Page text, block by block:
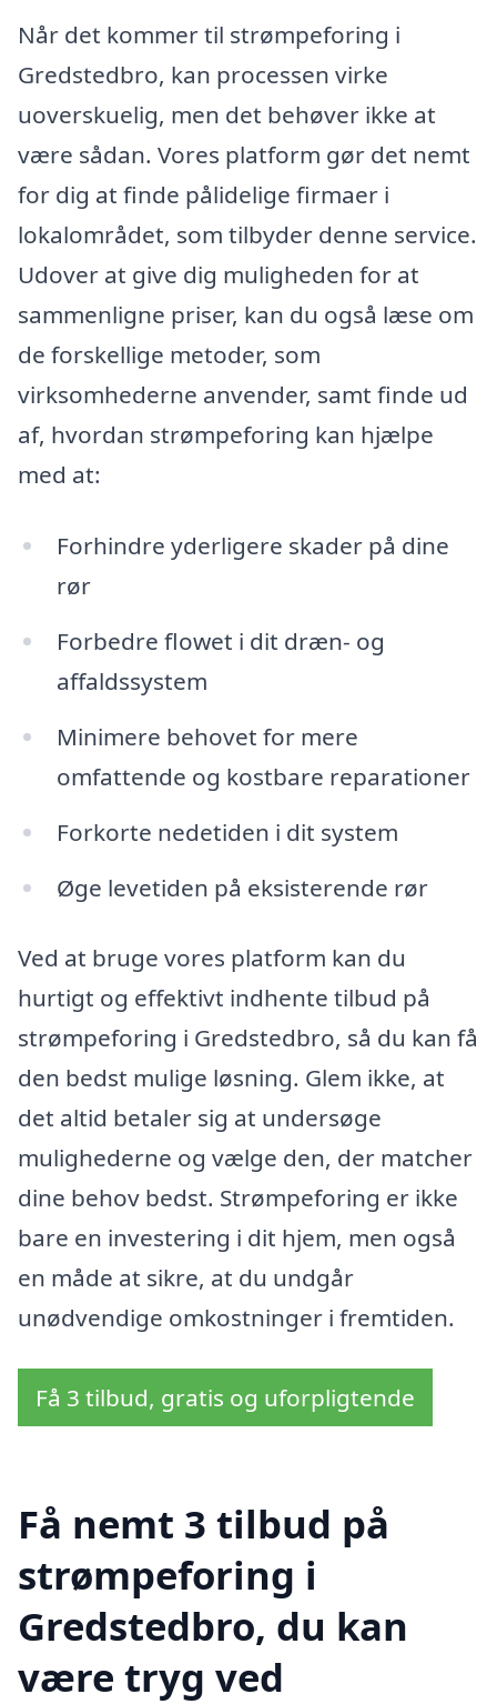
Når det kommer til strømpeforing i
Gredstedbro, kan processen virke
uoverskuelig, men det behøver ikke at
være sådan. Vores platform gør det nemt
for dig at finde pålidelige firmaer i
lokalområdet, som tilbyder denne service.
Udover at give dig muligheden for at
sammenligne priser, kan du også læse om
de forskellige metoder, som
virksomhederne anvender, samt finde ud
af, hvordan strømpeforing kan hjælpe
med at:
Forhindre yderligere skader på dine
rør
Forbedre flowet i dit dræn- og
affaldssystem
Minimere behovet for mere
omfattende og kostbare reparationer
Forkorte nedetiden i dit system
Øge levetiden på eksisterende rør
Ved at bruge vores platform kan du
hurtigt og effektivt indhente tilbud på
strømpeforing i Gredstedbro, så du kan få
den bedst mulige løsning. Glem ikke, at
det altid betaler sig at undersøge
mulighederne og vælge den, der matcher
dine behov bedst. Strømpeforing er ikke
bare en investering i dit hjem, men også
en måde at sikre, at du undgår
unødvendige omkostninger i fremtiden.
Få 3 tilbud, gratis og uforpligtende
Få nemt 3 tilbud på
strømpeforing i
Gredstedbro, du kan
være tryg ved